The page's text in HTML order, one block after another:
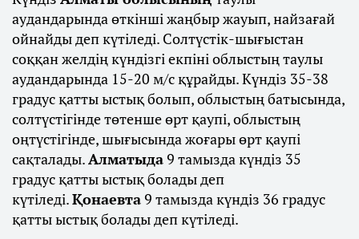
аудандарында өткінші жаңбыр жауып, найзағай
ойнайды деп күтіледі. Солтүстік-шығыстан
соққан желдің күндізгі екпіні облыстың таулы
аудандарында 15-20 м/с құрайды. Күндіз 35-38
градус қатты ыстық болып, облыстың батысында,
солтүстігінде төтенше өрт қаупі, облыстың
оңтүстігінде, шығысында жоғары өрт қаупі
сақталады.Алматыда9 тамызда күндіз 35
градус қатты ыстық болады деп
күтіледі.Қонаевта9 тамызда күндіз 36 градус
қатты ыстық болады деп күтіледі.